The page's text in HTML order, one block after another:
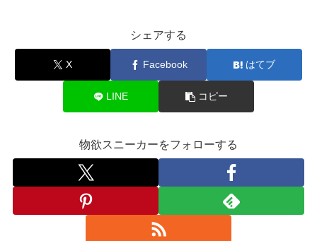
シェアする
X Facebook はてブ
LINE コピー
物欲スニーカーをフォローする